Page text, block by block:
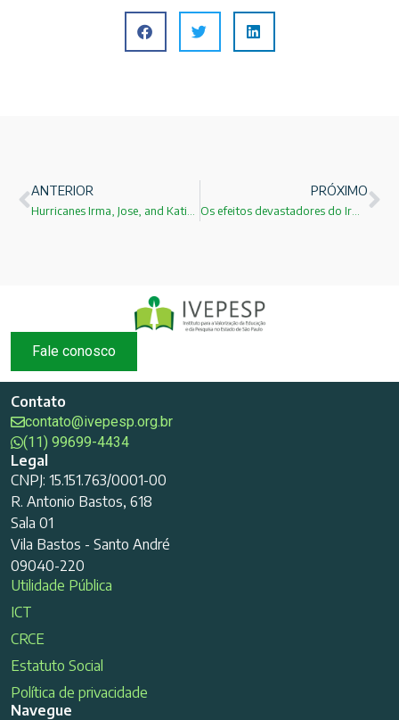
ANTERIOR PRÓXIMO
Os efeitos devastadores do Irma 02
Fale conosco
Contato
contato@ivepesp.org.br
(11) 99699-4434
Legal
CNPJ: 15.151.763/0001-00
R. Antonio Bastos, 618
Sala 01
Vila Bastos - Santo André
09040-220
Utilidade Pública
ICT
CRCE
Estatuto Social
Política de privacidade
Navegue